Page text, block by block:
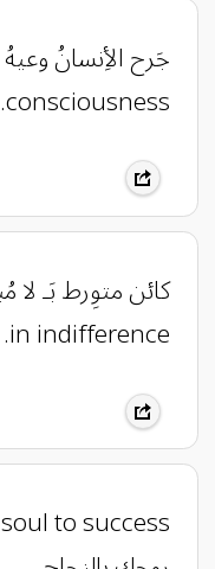
consciousness.
in indifference.